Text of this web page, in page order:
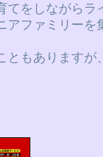
をしながらラ
ファミリー
もありますが